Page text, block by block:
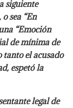
siguiente
sea “En
“Emoción
de mínima de
tanto el acusado
espetó la
legal de